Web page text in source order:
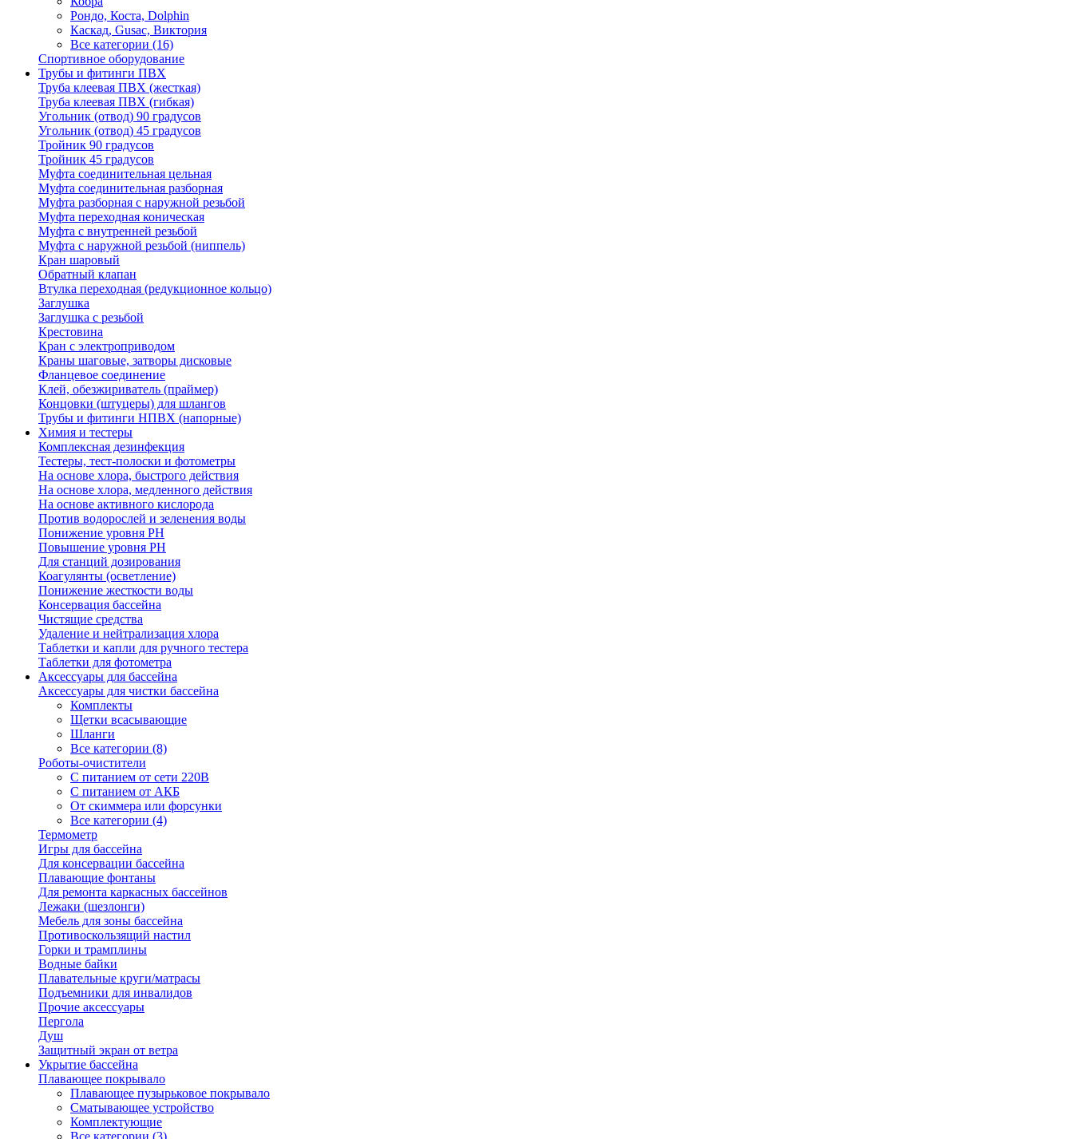
Рондо, Коста, Dolphin
Каскад, Gusac, Виктория
Все категории (16)
Спортивное оборудование
Трубы и фитинги ПВХ
Труба клеевая ПВХ (жесткая)
Труба клеевая ПВХ (гибкая)
Угольник (отвод) 90 градусов
Угольник (отвод) 45 градусов
Тройник 90 градусов
Тройник 45 градусов
Муфта соединительная цельная
Муфта соединительная разборная
Муфта разборная с наружной резьбой
Муфта переходная коническая
Муфта с внутренней резьбой
Муфта с наружной резьбой (ниппель)
Кран шаровый
Обратный клапан
Втулка переходная (редукционное кольцо)
Заглушка
Заглушка с резьбой
Крестовина
Кран с электроприводом
Краны шаговые, затворы дисковые
Фланцевое соединение
Клей, обезжириватель (праймер)
Концовки (штуцеры) для шлангов
Трубы и фитинги НПВХ (напорные)
Химия и тестеры
Комплексная дезинфекция
Тестеры, тест-полоски и фотометры
На основе хлора, быстрого действия
На основе хлора, медленного действия
На основе активного кислорода
Против водорослей и зеленения воды
Понижение уровня РН
Повышение уровня РН
Для станций дозирования
Коагулянты (осветление)
Понижение жесткости воды
Консервация бассейна
Чистящие средства
Удаление и нейтрализация хлора
Таблетки и капли для ручного тестера
Таблетки для фотометра
Аксессуары для бассейна
Аксессуары для чистки бассейна
Комплекты
Щетки всасывающие
Шланги
Все категории (8)
Роботы-очистители
С питанием от сети 220В
С питанием от АКБ
От скиммера или форсунки
Все категории (4)
Термометр
Игры для бассейна
Для консервации бассейна
Плавающие фонтаны
Для ремонта каркасных бассейнов
Лежаки (шезлонги)
Мебель для зоны бассейна
Противоскользящий настил
Горки и трамплины
Водные байки
Плавательные круги/матрасы
Подъемники для инвалидов
Прочие аксессуары
Пергола
Душ
Защитный экран от ветра
Укрытие бассейна
Плавающее покрывало
Плавающее пузырьковое покрывало
Сматывающее устройство
Комплектующие
Все категории (3)